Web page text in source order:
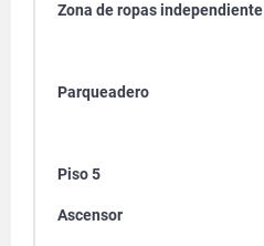
Zona de ropas independiente
Parqueadero
Piso 5
Ascensor